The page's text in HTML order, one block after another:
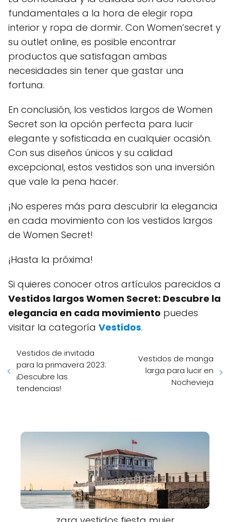
fundamentales a la hora de elegir ropa
interior y ropa de dormir. Con Women’secret y
su outlet online, es posible encontrar
productos que satisfagan ambas
necesidades sin tener que gastar una
fortuna.
En conclusión, los vestidos largos de Women
Secret son la opción perfecta para lucir
elegante y sofisticada en cualquier ocasión.
Con sus diseños únicos y su calidad
excepcional, estos vestidos son una inversión
que vale la pena hacer.
¡No esperes más para descubrir la elegancia
en cada movimiento con los vestidos largos
de Women Secret!
¡Hasta la próxima!
Si quieres conocer otros artículos parecidos a
Vestidos largos Women Secret: Descubre la
elegancia en cada movimiento puedes
visitar la categoría Vestidos.
Vestidos de invitada
para la primavera 2023:
¡Descubre las
tendencias!
Vestidos de manga
larga para lucir en
Nochevieja